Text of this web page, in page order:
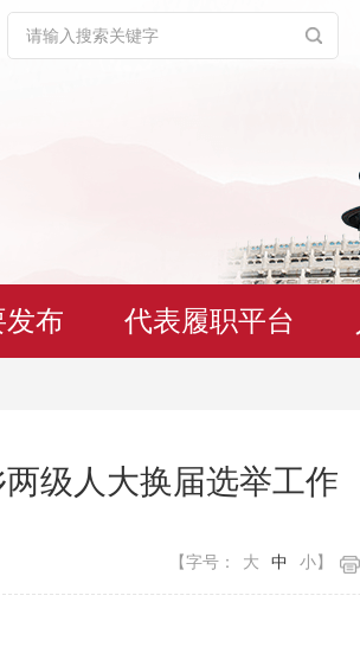
发布 代表履职平台
级人大换届选举工作
【字号： 大 中 小 】